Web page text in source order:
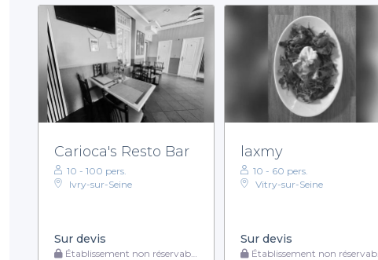
Carioca's Resto Bar
10 - 100 pers.
Ivry-sur-Seine
Sur devis
Établissement non réservable
laxmy
10 - 60 pers.
Vitry-sur-Seine
Sur devis
Établissement non réservable